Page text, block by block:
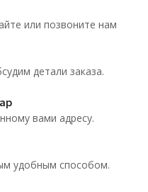
или позвоните нам
детали заказа.
вами адресу.
удобным способом.